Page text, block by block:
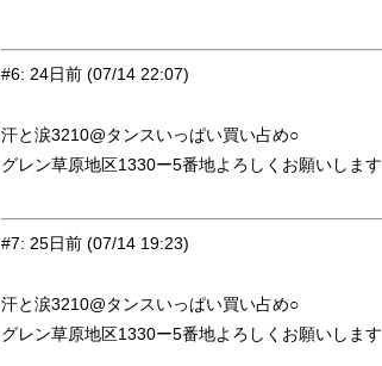
#6: 24日前 (07/14 22:07)
汗と涙3210@タンスいっぱい買い占め○
グレン草原地区1330ー5番地よろしくお願いします
#7: 25日前 (07/14 19:23)
汗と涙3210@タンスいっぱい買い占め○
グレン草原地区1330ー5番地よろしくお願いします